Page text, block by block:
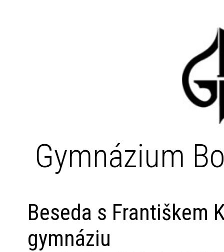
Gymnázium
Beseda s Františkem
gymnáziu